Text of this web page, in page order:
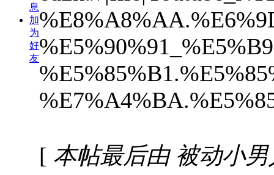
息
加
为
好
友
[ 本帖最后由 被动小